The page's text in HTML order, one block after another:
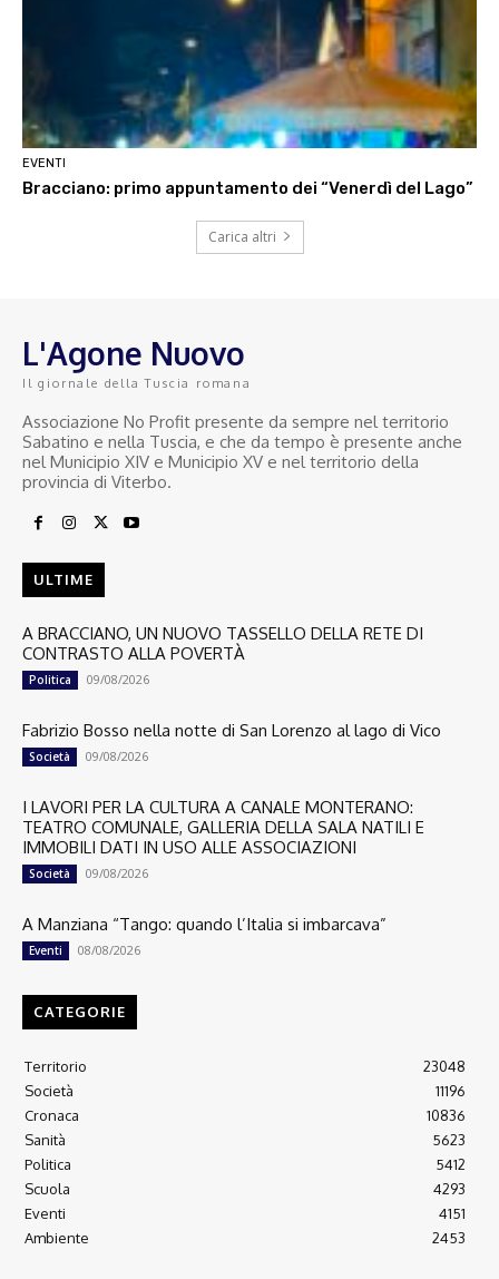
EVENTI
Bracciano: primo appuntamento dei “Venerdì del Lago”
Carica altri
L'Agone Nuovo
Il giornale della Tuscia romana
Associazione No Profit presente da sempre nel territorio
Sabatino e nella Tuscia, e che da tempo è presente anche
nel Municipio XIV e Municipio XV e nel territorio della
provincia di Viterbo.
ULTIME
A BRACCIANO, UN NUOVO TASSELLO DELLA RETE DI
CONTRASTO ALLA POVERTÀ
Politica 09/08/2026
Fabrizio Bosso nella notte di San Lorenzo al lago di Vico
Società 09/08/2026
I LAVORI PER LA CULTURA A CANALE MONTERANO:
TEATRO COMUNALE, GALLERIA DELLA SALA NATILI E
IMMOBILI DATI IN USO ALLE ASSOCIAZIONI
Società 09/08/2026
A Manziana “Tango: quando l’Italia si imbarcava”
Eventi 08/08/2026
CATEGORIE
Territorio
23048
Società
11196
Cronaca
10836
Sanità
5623
Politica
5412
Scuola
4293
Eventi
4151
Ambiente
2453